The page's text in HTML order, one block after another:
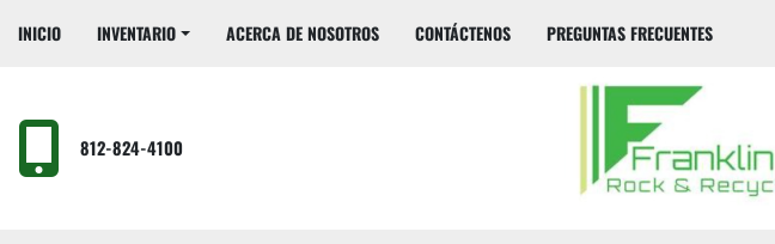
INICIO INVENTARIO ACERCA DE NOSOTROS CONTÁCTENOS PREGUNTAS FRECUENTES
812-824-4100